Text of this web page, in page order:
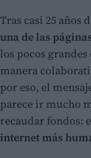
Tras casi 25 años
una de las
los pocos
manera
por eso, el
parece ir mucho
recaudar fondos:
internet más